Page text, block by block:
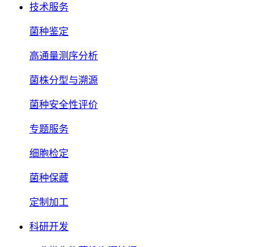
技术服务
菌种鉴定
高通量测序分析
菌株分型与溯源
菌种安全性评价
专题服务
细胞检定
菌种保藏
定制加工
科研开发